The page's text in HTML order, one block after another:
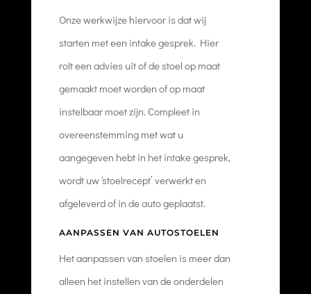
Onze werkwijze hiervoor is dat wij
starten met een intake gesprek. Hier
rolt een advies uit of de stoel op maat
gemaakt moet worden of op maat
instelbaar moet zijn. Compleet in
overeenstemming met wat u
aangegeven hebt in het intake gesprek,
wordt uw ‘stoelrecept’ verwerkt en
afgeleverd of in de auto geplaatst.
AANPASSEN VAN AUTOSTOELEN
Het aanpassen van stoelen is meer dan
alleen het instellen van de onderdelen